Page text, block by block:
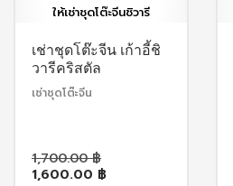
เช่าชุดโต๊ะจีน เก้าอี้ชิ
วารีคริสตัล
เช่าชุดโต๊ะจีน
1,700.00฿
1,600.00 ฿Current